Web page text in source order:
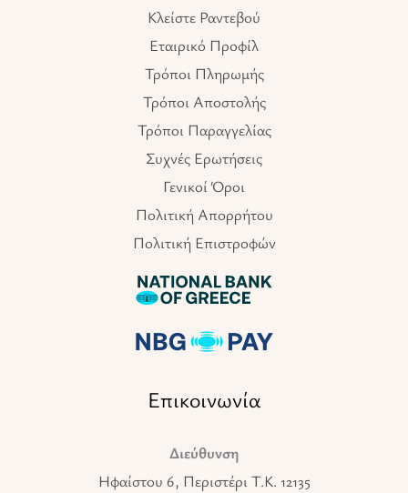
Κλείστε Ραντεβού
Εταιρικό Προφίλ
Τρόποι Πληρωμής
Τρόποι Αποστολής
Τρόποι Παραγγελίας
Συχνές Ερωτήσεις
Γενικοί Όροι
Πολιτική Απορρήτου
Πολιτική Επιστροφών
Επικοινωνία
Διεύθυνση
Ηφαίστου 6, Περιστέρι T.K. 12135